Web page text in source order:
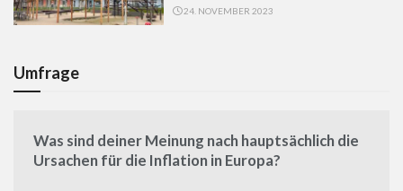
24. NOVEMBER 2023
Umfrage
Was sind deiner Meinung nach hauptsächlich die
Ursachen für die Inflation in Europa?